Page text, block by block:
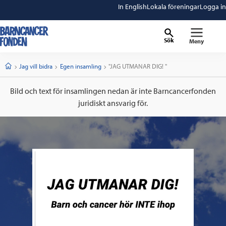
In EnglishLokala föreningarLogga in
Sök Meny
StartJag vill bidra Egen insamling Current:
"JAG UTMANAR DIG! "
Bild och text för insamlingen nedan är inte Barncancerfonden
juridiskt ansvarig för.